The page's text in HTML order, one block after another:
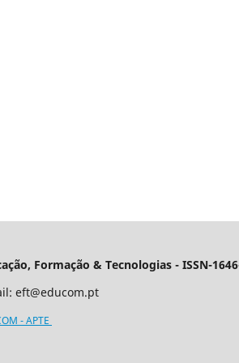
Formação & Tecnologias - ISSN-
eft@educom.pt
- APTE